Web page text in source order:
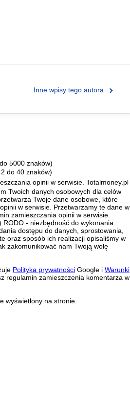
Inne wpisy tego autora
5000 znaków)
do 40 znaków)
opinii w serwisie. Totalmoney.pl
Twoich danych osobowych dla celów
Twoje dane osobowe, które
w serwisie. Przetwarzamy te dane w
zamieszczania opinii w serwisie.
- niezbędność do wykonania
dostępu do danych, sprostowania,
oraz sposób ich realizacji opisaliśmy w
zakomunikować nam Twoją wolę
Polityka prywatności Google iWarunki
regulamin zamieszczenia komentarza w
wyświetlony na stronie.